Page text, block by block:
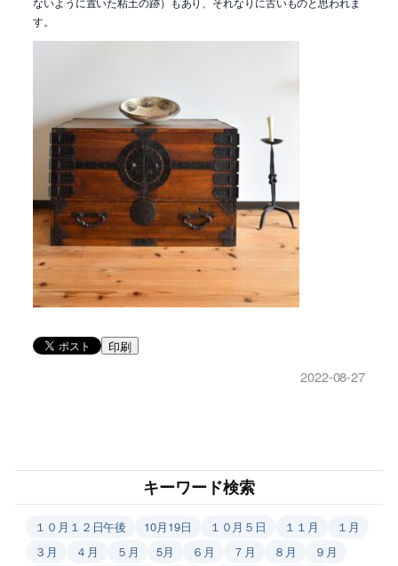
す。
印刷
2022-08-27
キーワード検索
１０月１２日午後 10月19日 １０月５日 １１月
１月
３月
４月 ５月 5月 ６月 ７月 ８月
９月